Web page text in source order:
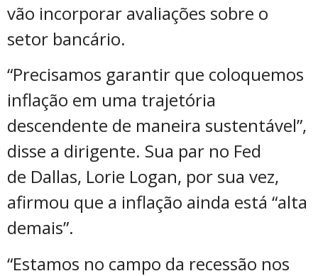
vão incorporar avaliações sobre o
setor bancário.
“Precisamos garantir que coloquemos
inflação em uma trajetória
descendente de maneira sustentável”,
disse a dirigente. Sua par no Fed
de Dallas, Lorie Logan, por sua vez,
afirmou que a inflação ainda está “alta
demais”.
“Estamos no campo da recessão nos